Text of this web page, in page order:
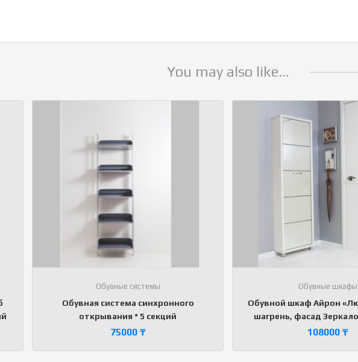
You may also like…
Обувные системы
Обувная система синхронного
открывания * 5 секций
75000 ₸
Обувные шкафы
Обувной шкаф Айрон
шагрень, фасад
108000 ₸